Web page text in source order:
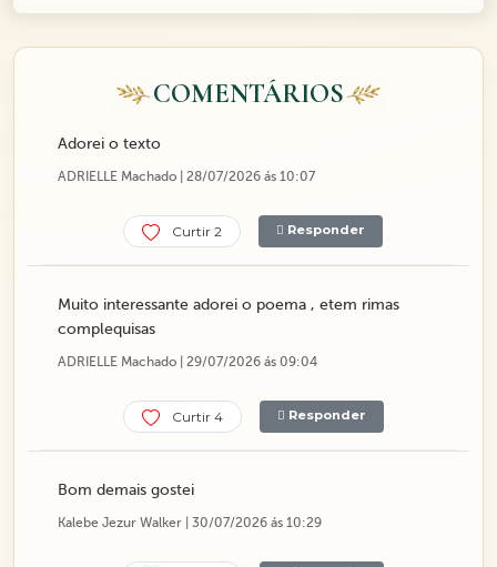
COMENTÁRIOS
Adorei o texto
ADRIELLE Machado | 28/07/2026 ás 10:07
Curtir 2 Responder
Muito interessante adorei o poema , etem rimas
complequisas
ADRIELLE Machado | 29/07/2026 ás 09:04
Curtir 4 Responder
Bom demais gostei
Kalebe Jezur Walker | 30/07/2026 ás 10:29